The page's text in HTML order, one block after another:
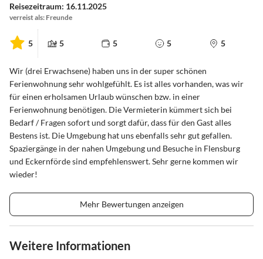
Reisezeitraum: 16.11.2025
verreist als: Freunde
5 5 5 5 5
Wir (drei Erwachsene) haben uns in der super schönen
Ferienwohnung sehr wohlgefühlt. Es ist alles vorhanden, was wir
für einen erholsamen Urlaub wünschen bzw. in einer
Ferienwohnung benötigen. Die Vermieterin kümmert sich bei
Bedarf / Fragen sofort und sorgt dafür, dass für den Gast alles
Bestens ist. Die Umgebung hat uns ebenfalls sehr gut gefallen.
Spaziergänge in der nahen Umgebung und Besuche in Flensburg
und Eckernförde sind empfehlenswert. Sehr gerne kommen wir
wieder!
Mehr Bewertungen anzeigen
Weitere Informationen